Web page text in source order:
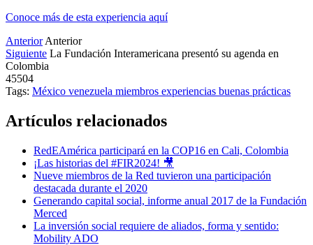
Conoce más de esta experiencia aquí
Anterior Anterior
Siguiente La Fundación Interamericana presentó su agenda en
Colombia
45504
Tags: México venezuela miembros experiencias buenas prácticas
Artículos relacionados
RedEAmérica participará en la COP16 en Cali, Colombia
¡Las historias del #FIR2024! 🎥
Nueve miembros de la Red tuvieron una participación
destacada durante el 2020
Generando capital social, informe anual 2017 de la Fundación
Merced
La inversión social requiere de aliados, forma y sentido:
Mobility ADO